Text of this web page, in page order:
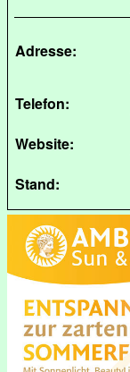
Adresse:
Telefon:
Website:
Stand: